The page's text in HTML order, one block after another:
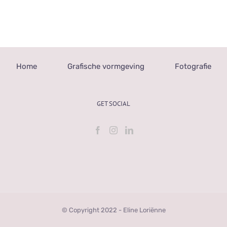
Home Grafische vormgeving Fotografie
GET SOCIAL
© Copyright 2022 - Eline Loriënne